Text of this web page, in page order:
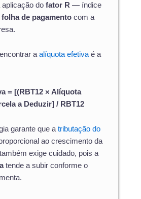
aplicação do fator R — índice
folha de pagamento com a
a alíquota efetiva é a
= [(RBT12 × Alíquota
a Deduzir] / RBT12
garante que a tributação do
ao crescimento da
exige cuidado, pois a
tende a subir conforme o